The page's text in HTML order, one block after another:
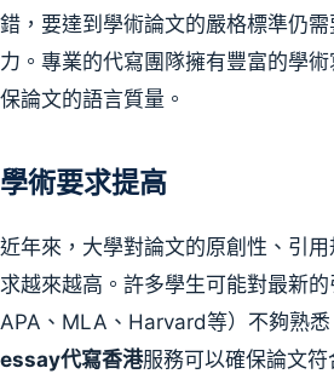
錯，要達到學術論文的嚴格標準仍
力。專業的代寫團隊擁有豐富的學
保論文的語言質量。
學術要求提高
近年來，大學對論文的原創性、引
求越來越高。許多學生可能對最新
APA、MLA、Harvard等）不夠熟
essay代寫香港服務可以確保論文符